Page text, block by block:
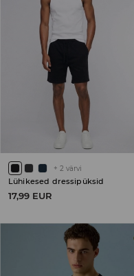
+ 2 värvi
Lühikesed dressipüksid
17,99 EUR